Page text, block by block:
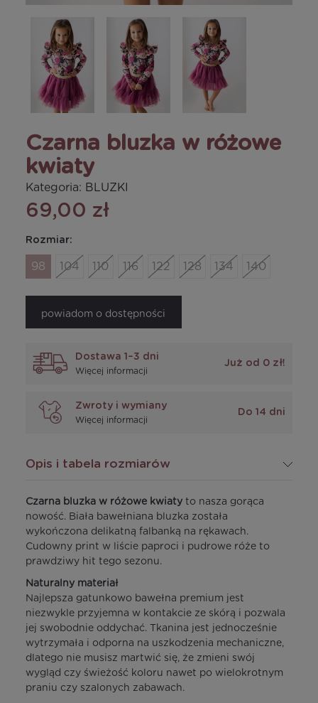
Czarna bluzka w różowe
kwiaty
Kategoria: BLUZKI
69,00 zł
Rozmiar:
98 104 110 116 122 128 134 140
powiadom o dostępności
Dostawa 1–3 dni
Więcej informacji
Już od 0 zł!
Zwroty i wymiany
Więcej informacji
Do 14 dni
Opis i tabela rozmiarów
Czarna bluzka w różowe kwiaty to nasza gorąca
nowość. Biała bawełniana bluzka została
wykończona delikatną falbanką na rękawach.
Cudowny print w liście paproci i pudrowe róże to
prawdziwy hit tego sezonu.
Naturalny materiał
Najlepsza gatunkowo bawełna premium jest
niezwykle przyjemna w kontakcie ze skórą i pozwala
jej swobodnie oddychać. Tkanina jest jednocześnie
wytrzymała i odporna na uszkodzenia mechaniczne,
dlatego nie musisz martwić się, że zmieni swój
wygląd czy świeżość koloru nawet po wielokrotnym
praniu czy szalonych zabawach.